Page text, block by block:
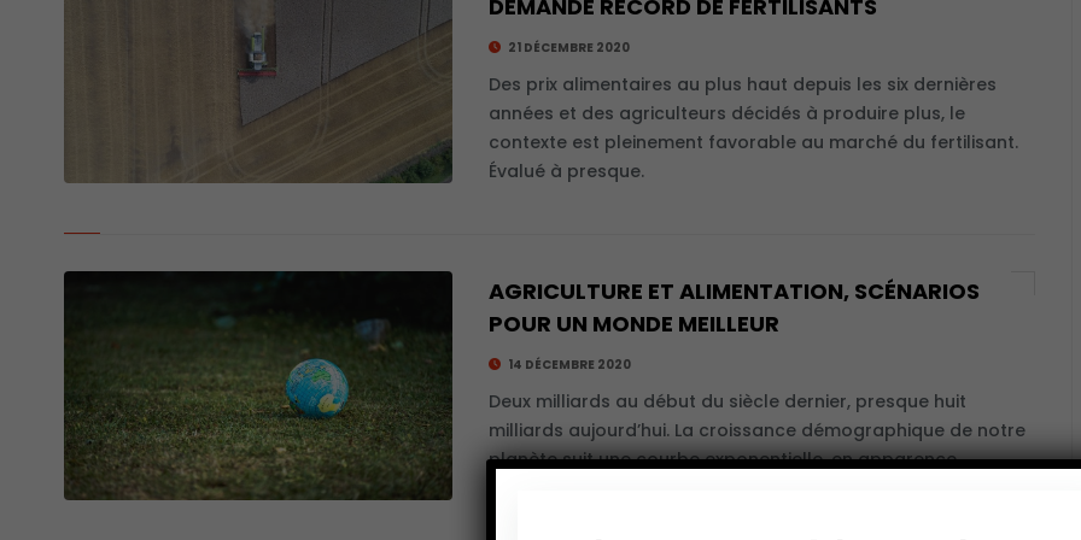
DEMANDE RECORD DE FERTILISANTS
21 DÉCEMBRE 2020
Des prix alimentaires au plus haut depuis les six dernières
années et des agriculteurs décidés à produire plus, le
contexte est pleinement favorable au marché du fertilisant.
Évalué à presque.
AGRICULTURE ET ALIMENTATION, SCÉNARIOS
POUR UN MONDE MEILLEUR
14 DÉCEMBRE 2020
Deux milliards au début du siècle dernier, presque huit
milliards aujourd’hui. La croissance démographique de notre
planète suit une courbe exponentielle, en apparence